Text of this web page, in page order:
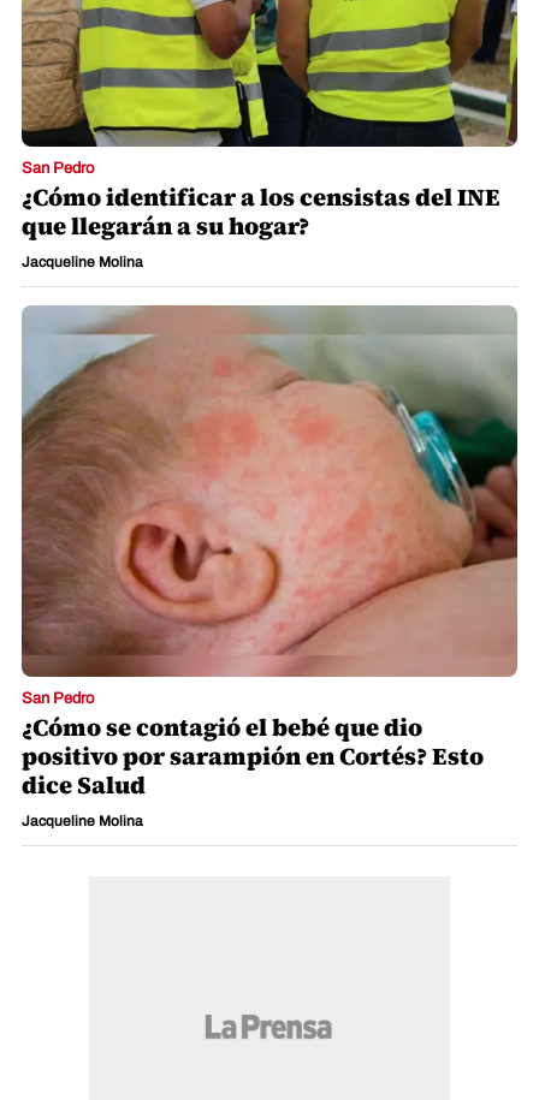
San Pedro
¿Cómo identificar a los censistas del INE
que llegarán a su hogar?
Jacqueline Molina
San Pedro
¿Cómo se contagió el bebé que dio
positivo por sarampión en Cortés? Esto
dice Salud
Jacqueline Molina